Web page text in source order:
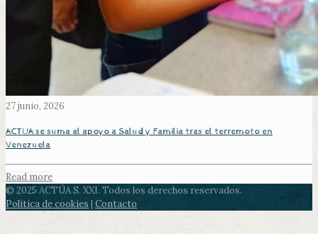
27 junio, 2026
ACTUA se suma al apoyo a Salud y Familia tras el terremoto en
Venezuela
Read more
© 2025 ACTÚA S. XXI. Todos los derechos reservados.
Política de cookies | Contacto